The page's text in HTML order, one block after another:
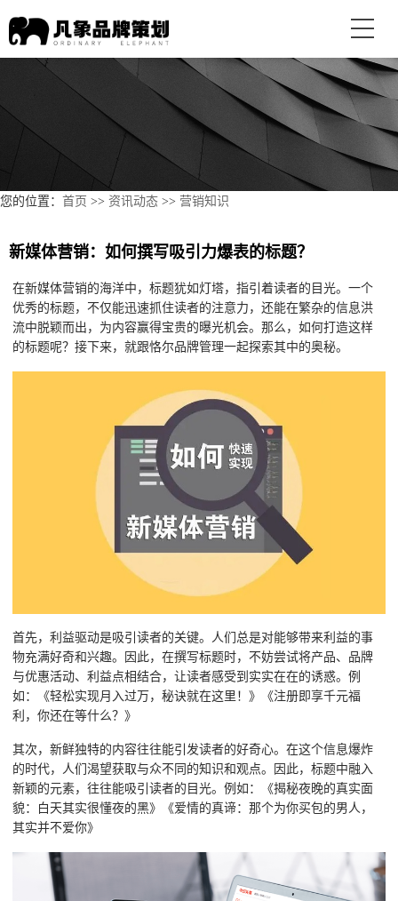
您的位置： 首页 >> 资讯动态 >> 营销知识
新媒体营销：如何撰写吸引力爆表的标题？
在新媒体营销的海洋中，标题犹如灯塔，指引着读者的目光。一个
优秀的标题，不仅能迅速抓住读者的注意力，还能在繁杂的信息洪
流中脱颖而出，为内容赢得宝贵的曝光机会。那么，如何打造这样
的标题呢？接下来，就跟恪尔品牌管理一起探索其中的奥秘。
首先，利益驱动是吸引读者的关键。人们总是对能够带来利益的事
物充满好奇和兴趣。因此，在撰写标题时，不妨尝试将产品、品牌
与优惠活动、利益点相结合，让读者感受到实实在在的诱惑。例
如：《轻松实现月入过万，秘诀就在这里！》《注册即享千元福
利，你还在等什么？》
其次，新鲜独特的内容往往能引发读者的好奇心。在这个信息爆炸
的时代，人们渴望获取与众不同的知识和观点。因此，标题中融入
新颖的元素，往往能吸引读者的目光。例如：《揭秘夜晚的真实面
貌：白天其实很懂夜的黑》《爱情的真谛：那个为你买包的男人，
其实并不爱你》